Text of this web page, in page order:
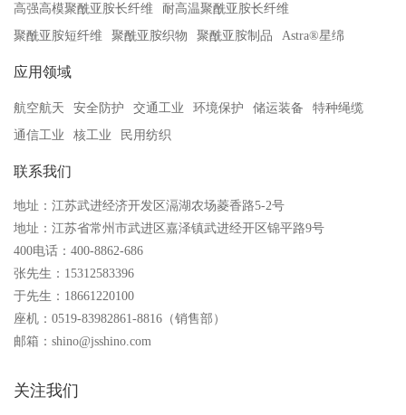
高强高模聚酰亚胺长纤维
耐高温聚酰亚胺长纤维
聚酰亚胺短纤维
聚酰亚胺织物 聚酰亚胺制品 Astra®星绵
应用领域
航空航天 安全防护 交通工业 环境保护 储运装备
特种绳缆
通信工业
核工业 民用纺织
联系我们
地址：江苏武进经济开发区滆湖农场菱香路5-2号
地址：江苏省常州市武进区嘉泽镇武进经开区锦平路9号
400电话：400-8862-686
张先生：15312583396
于先生：18661220100
座机：0519-83982861-8816（销售部）
邮箱：shino@jsshino.com
关注我们